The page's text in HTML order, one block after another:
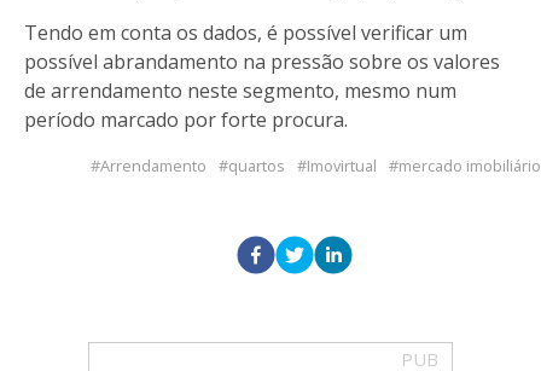
Tendo em conta os dados, é possível verificar um
possível abrandamento na pressão sobre os valores
de arrendamento neste segmento, mesmo num
período marcado por forte procura.
Arrendamento quartos Imovirtual mercado imobiliário
PUB